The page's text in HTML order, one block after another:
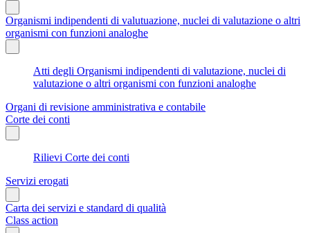
Organismi indipendenti di valutuazione, nuclei di valutazione o altri
organismi con funzioni analoghe
Atti degli Organismi indipendenti di valutazione, nuclei di
valutazione o altri organismi con funzioni analoghe
Organi di revisione amministrativa e contabile
Corte dei conti
Rilievi Corte dei conti
Servizi erogati
Carta dei servizi e standard di qualità
Class action